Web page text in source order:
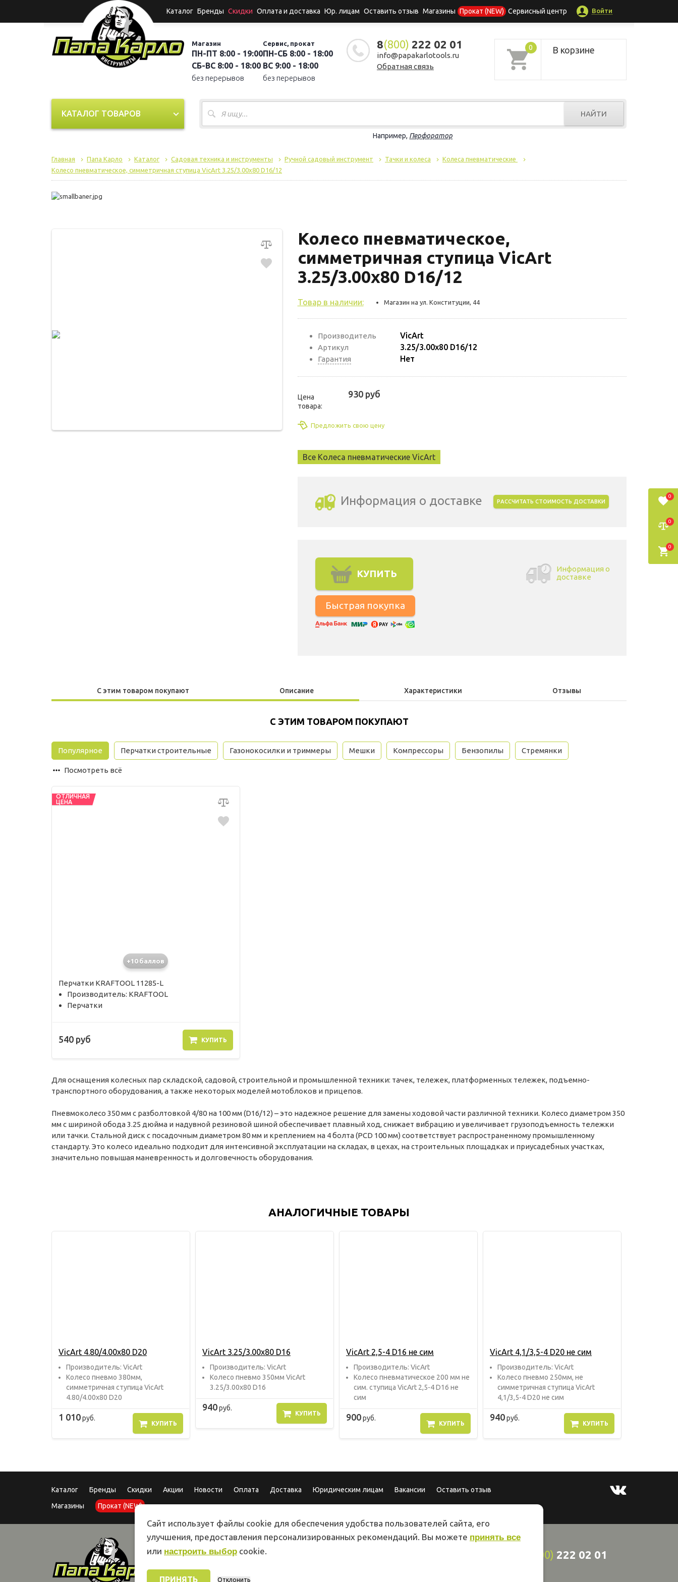
Каталог Бренды Скидки Оплата и доставка Юр. лицам Оставить отзыв Магазины Прокат (NEW) Сервисный центр Войти
Магазин
ПН-ПТ 8:00 - 19:00
СБ-ВС 8:00 - 18:00
без перерывов
Сервис, прокат
ПН-СБ 8:00 - 18:00
ВС 9:00 - 18:00
без перерывов
8(800) 222 02 01
info@papakarlotools.ru
Обратная связь
0 В корзине
НАЙТИ
Например, Перфоратор
КАТАЛОГ ТОВАРОВ
Главная Папа Карло Каталог Садовая техника и инструменты Ручной садовый инструмент Тачки и колеса
Колеса пневматические
Колесо пневматическое, симметричная ступица VicArt 3.25/3.00х80 D16/12
Колесо пневматическое,
симметричная ступица VicArt
3.25/3.00х80 D16/12
Товар в наличии: Магазин на ул. Конституции, 44
Производитель VicArt
Артикул 3.25/3.00х80 D16/12
Гарантия Нет
Цена
товара:
930 руб
Предложить свою цену
Все Колеса пневматические VicArt
Информация о доставке РАССЧИТАТЬ СТОИМОСТЬ ДОСТАВКИ
КУПИТЬ
Информация о
доставке
С этим товаром покупают Описание Характеристики Отзывы
С ЭТИМ ТОВАРОМ ПОКУПАЮТ
Популярное Перчатки строительные Газонокосилки и триммеры Мешки Компрессоры Бензопилы Стремянки
Посмотреть всё
ОТЛИЧНАЯ
ЦЕНА
+10 баллов
Перчатки KRAFTOOL 11285-L
Производитель: KRAFTOOL
Перчатки
540 руб КУПИТЬ
Для оснащения колесных пар складской, садовой, строительной и промышленной техники: тачек, тележек, платформенных тележек, подъемно-
транспортного оборудования, а также некоторых моделей мотоблоков и прицепов.
Пневмоколесо 350 мм с разболтовкой 4/80 на 100 мм (D16/12) – это надежное решение для замены ходовой части различной техники. Колесо диаметром 350
мм с шириной обода 3.25 дюйма и надувной резиновой шиной обеспечивает плавный ход, снижает вибрацию и увеличивает грузоподъемность тележки
или тачки. Стальной диск с посадочным диаметром 80 мм и креплением на 4 болта (PCD 100 мм) соответствует распространенному промышленному
стандарту. Это колесо идеально подходит для интенсивной эксплуатации на складах, в цехах, на строительных площадках и приусадебных участках,
значительно повышая маневренность и долговечность оборудования.
АНАЛОГИЧНЫЕ ТОВАРЫ
VicArt 4.80/4.00х80 D20
Прoизвoдитель: VicArt
Колесо пневмо 380мм,
симметричная ступица VicArt
4.80/4.00х80 D20
1 010руб.
КУПИТЬ
VicArt 3.25/3.00х80 D16
Прoизвoдитель: VicArt
Колесо пневмо 350мм VicArt
3.25/3.00х80 D16
940руб.
КУПИТЬ
VicArt 2,5-4 D16 не сим
Прoизвoдитель: VicArt
Колесо пневматическое 200 мм не
сим. ступица VicArt 2,5-4 D16 не
сим
900руб.
КУПИТЬ
VicArt 4,1/3,5-4 D20 не сим
Прoизвoдитель: VicArt
Колесо пневмо 250мм, не
симметричная ступица VicArt
4,1/3,5-4 D20 не сим
940руб.
КУПИТЬ
Каталог Бренды Скидки Акции Новости Оплата Доставка Юридическим лицам Вакансии
Оставить отзыв
Магазины
Прокат (NEW)
Магазин (800) 222 02 01
0
0
0
Сайт использует файлы cookie для обеспечения удобства пользователей сайта, его
улучшения, предоставления персонализированных рекомендаций. Вы можете принять все
или настроить выбор cookie.
ПРИНЯТЬ Отклонить